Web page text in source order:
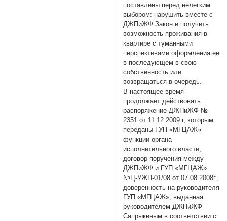
поставлены перед нелегким
выбором: нарушить вместе с
ДЖПиЖФ Закон и получить
возможность проживания в
квартире с туманными
перспективами оформления ее
в последующем в свою
собственность или
возвращаться в очередь.
В настоящее время
продолжает действовать
распоряжение ДЖПиЖФ №
2351 от 11.12.2009 г, которым
переданы ГУП «МГЦАЖ»
функции органа
исполнительного власти,
договор поручения между
ДЖПиЖФ и ГУП «МГЦАЖ»
№Ц-УЖП-01/08 от 07.08.2008г.,
доверенность на руководителя
ГУП «МГЦАЖ», выданная
руководителем ДЖПиЖФ
Сапрыкиным в соответствии с